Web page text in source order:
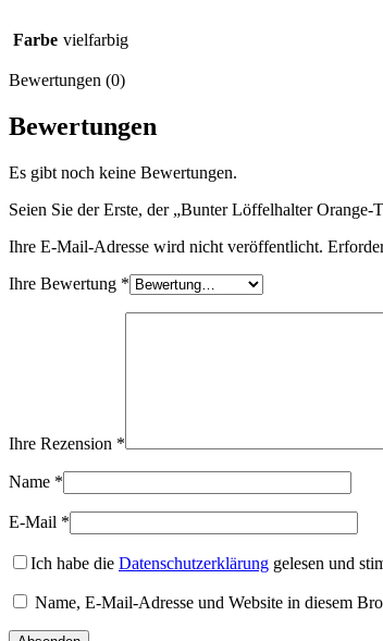
Farbe vielfarbig
Bewertungen (0)
Bewertungen
Es gibt noch keine Bewertungen.
Seien Sie der Erste, der „Bunter Löffelhalter
Ihre E-Mail-Adresse wird nicht veröffentlicht.
Ihre Bewertung *
Ihre Rezension *
Name *
E-Mail *
Ich habe die Datenschutzerklärung gelesen und
Name, E-Mail-Adresse und Website in diesem